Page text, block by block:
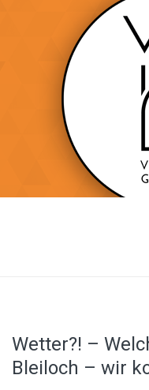
Wetter?! –
Bleiloch – wir